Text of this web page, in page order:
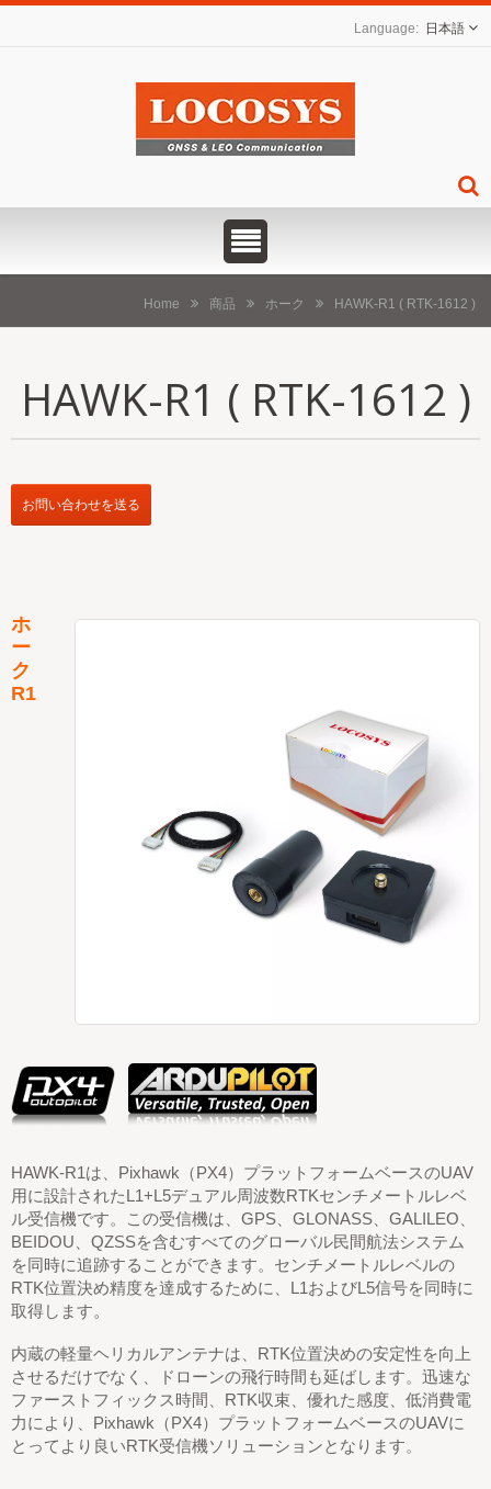
日本語
Home 商品 ホーク HAWK-R1 ( RTK-1612 )
HAWK-R1 ( RTK-1612 )
お問い合わせを送る
ホ
ー
ク
R1
HAWK-R1は、Pixhawk（PX4）プラットフォームベースのUAV
用に設計されたL1+L5デュアル周波数RTKセンチメートルレベ
ル受信機です。この受信機は、GPS、GLONASS、GALILEO、
BEIDOU、QZSSを含むすべてのグローバル民間航法システム
を同時に追跡することができます。センチメートルレベルの
RTK位置決め精度を達成するために、L1およびL5信号を同時に
取得します。
内蔵の軽量ヘリカルアンテナは、RTK位置決めの安定性を向上
させるだけでなく、ドローンの飛行時間も延ばします。迅速な
ファーストフィックス時間、RTK収束、優れた感度、低消費電
力により、Pixhawk（PX4）プラットフォームベースのUAVに
とってより良いRTK受信機ソリューションとなります。